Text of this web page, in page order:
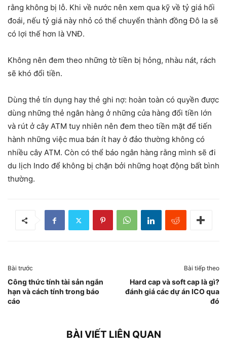
rằng không bị lỗ. Khi về nước nên xem qua kỹ về tỷ giá hối
đoái, nếu tỷ giá này nhỏ có thể chuyển thành đồng Đô la sẽ
có lợi thế hơn là VNĐ.
Không nên đem theo những tờ tiền bị hỏng, nhàu nát, rách
sẽ khó đổi tiền.
Dùng thẻ tín dụng hay thẻ ghi nợ: hoàn toàn có quyền được
dùng những thẻ ngân hàng ở những cửa hàng đổi tiền lớn
và rút ở cây ATM tuy nhiên nên đem theo tiền mặt để tiến
hành những việc mua bán ít hay ở đảo thường không có
nhiều cây ATM. Còn có thể báo ngân hàng rằng mình sẽ đi
du lịch Indo để không bị chặn bởi những hoạt động bất bình
thường.
Bài trước
Công thức tính tài sản ngắn
hạn và cách tính trong báo
cáo
Bài tiếp theo
Hard cap và soft cap là gì?
đánh giá các dự án ICO qua
đó
BÀI VIẾT LIÊN QUAN